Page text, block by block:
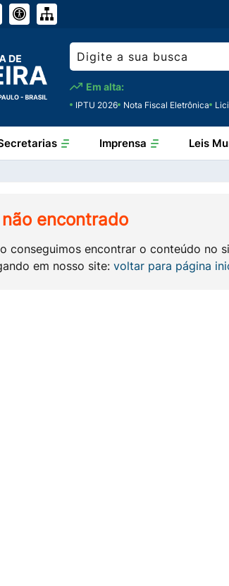
Em alta:
IPTU 2026 Nota Fiscal Eletrônica
Leis
Imprensa
encontrado
conseguimos encontrar o conteúdo no
em nosso site: voltar para página